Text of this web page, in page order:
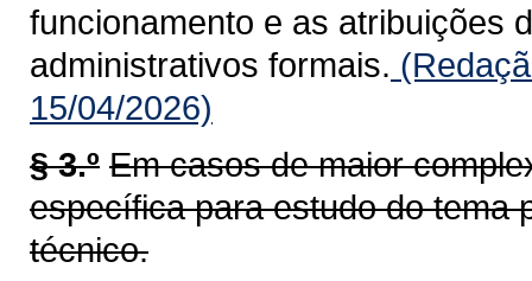
funcionamento e as atribuições
administrativos formais.
15/04/2026)
§ 3.º Em casos de maior
específica para estudo do tema
técnico.